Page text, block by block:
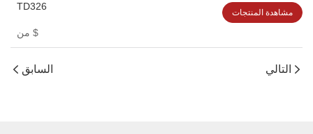
TD326
$
مشاهدة المنتجات
السابق التالي